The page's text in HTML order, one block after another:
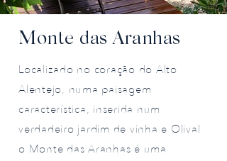
Monte das Aranhas
Localizado no coração do Alto
Alentejo, numa paisagem
característica, inserida num
verdadeiro jardim de vinha e Olival
o Monte das Aranhas é uma